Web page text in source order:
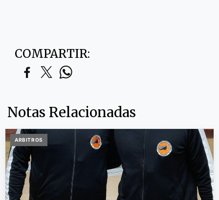
COMPARTIR:
Notas Relacionadas
ARBITROS